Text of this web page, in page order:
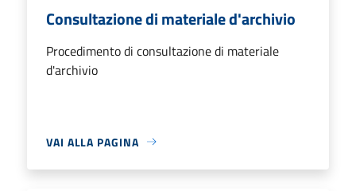
Consultazione di materiale d'archivio
Procedimento di consultazione di materiale
d'archivio
VAI ALLA PAGINA